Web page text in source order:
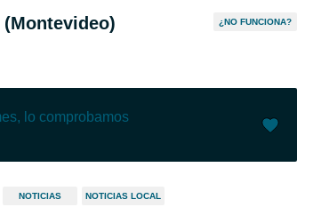
¿NO FUNCIONA?
lo comprobamos
NOTICIAS NOTICIAS LOCAL